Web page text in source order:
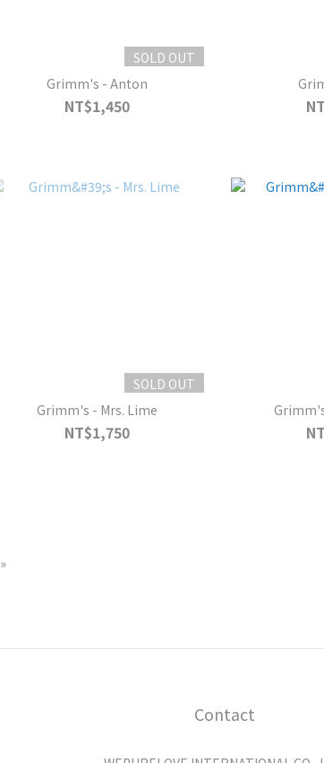
SOLD OUT
Grimm's - Anton
NT$1,450
SOLD OUT
Grimm's - Mrs. Lime
NT$1,750
»
Contact